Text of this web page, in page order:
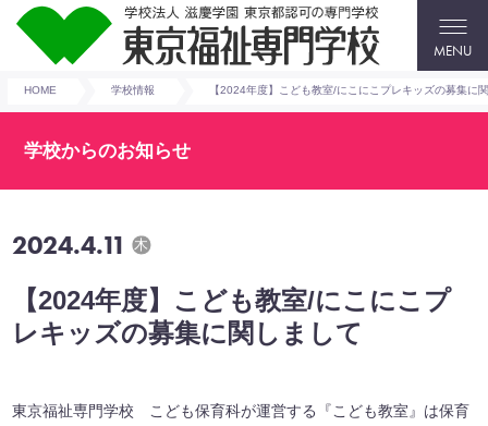
MENU
HOME 学校情報 【2024年度】こども教室/にこにこプレキッズの募集に
学校からのお知らせ
2024.4.11 木
【2024年度】こども教室/にこにこプ
レキッズの募集に関しまして
東京福祉専門学校 こども保育科が運営する『こども教室』は保育